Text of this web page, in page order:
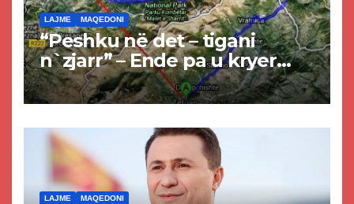
LAJME MAQEDONI
“Peshku në det – tigani
n`zjarr” – Ende pa u kryer
projekti i tunelit, komuna e
Tetovës nis punimet për
LAJME MAQEDONI